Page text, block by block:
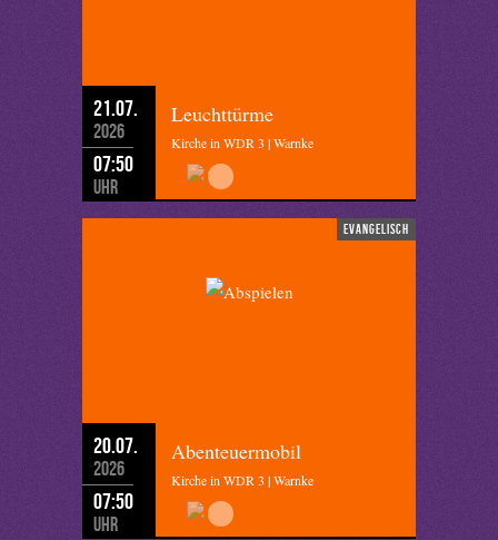
21.07.
2026
07:50
Uhr
Leuchttürme
Kirche in WDR 3 | Warnke
evangelisch
20.07.
2026
07:50
Uhr
Abenteuermobil
Kirche in WDR 3 | Warnke